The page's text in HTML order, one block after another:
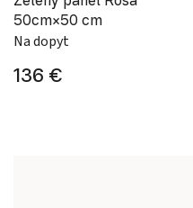
50cm×50 cm
Na dopyt
136 €